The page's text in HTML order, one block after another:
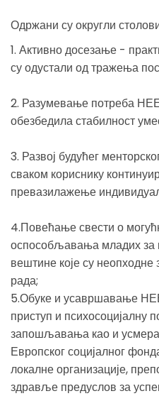
Одржани су
1. Активно досезање -
су одустали од
2. Разумевање потреба
обезбедила стабилност
3. Развој будућег
сваком кориснику
превазилажење
4.Повећање свести о
оспособљавања младих за
вештине које су
рада;
5.Обуке и усавршавање
приступ и психосоцијалну
запошљавања као и
Европског социјалног
локалне организације,
здравље предуслов за